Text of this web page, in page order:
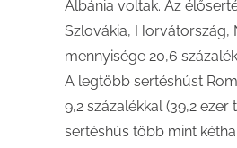
Albánia voltak. Az
Szlovákia, Horvátország,
mennyisége 20,6
A legtöbb sertéshúst
9,2 százalékkal (39,2
sertéshús több mint